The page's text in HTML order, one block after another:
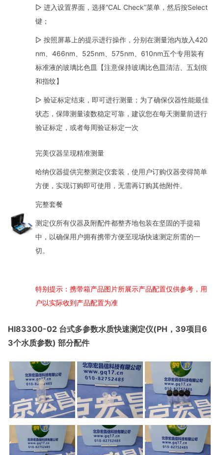
▷ 进入设置界面，选择“CAL Check”菜单，然后按Select
键；
▷ 按照屏幕上的提示进行操作，分别在测量池内放入420
nm、466nm、525nm、575nm、610nm五个专用装有
标准液的玻璃比色皿【注意保持玻璃比色皿清洁、五划痕
和指纹】
▷ 验证标定结束，即可进行测量；为了确保仪器性能最佳
状态，保障测量读数稳定可靠，建议您在每天测量前进行
验证标定，或者每周验证标定一次
完美仪器呈现精准测量
哈纳仪器提供完整测定仪套装，使用户订购仪器变得简单
方便，实现订购即可使用，无需再订购其他附件。
完整套餐
测定仪所有仪器及附配件都整齐地包装在坚固的手提箱
中，以确保用户拥有携带方便至现场快速测定所需的一
切。
特别提示：携带箱产品图片所展示产品配置仅供参考，用
户以实际收到产品配置为准
HI83300-02 台式多参数水质快速测定仪(PH，39项目6
3个水质参数) 部分配件